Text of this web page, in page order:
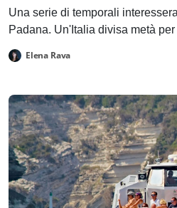
Una serie di temporali
Padana. Un'Italia divisa metà
Elena Rava